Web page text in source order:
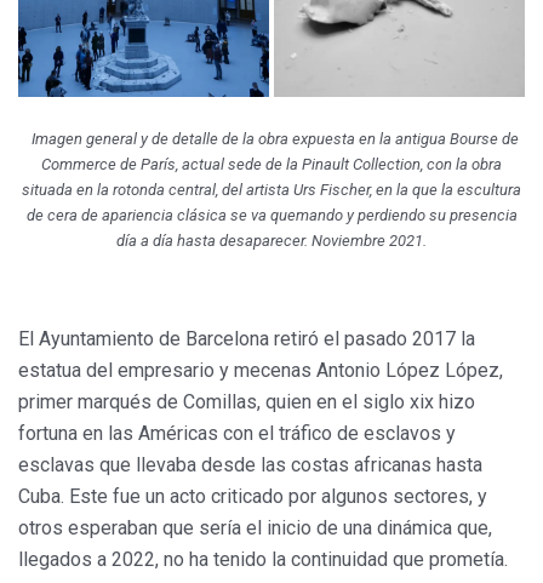
Imagen general y de detalle de la obra expuesta en la antigua Bourse de
Commerce de París, actual sede de la Pinault Collection, con la obra
situada en la rotonda central, del artista Urs Fischer, en la que la escultura
de cera de apariencia clásica se va quemando y perdiendo su presencia
día a día hasta desaparecer. Noviembre 2021.
El Ayuntamiento de Barcelona retiró el pasado 2017 la
estatua del empresario y mecenas Antonio López López,
primer marqués de Comillas, quien en el siglo xix hizo
fortuna en las Américas con el tráfico de esclavos y
esclavas que llevaba desde las costas africanas hasta
Cuba. Este fue un acto criticado por algunos sectores, y
otros esperaban que sería el inicio de una dinámica que,
llegados a 2022, no ha tenido la continuidad que prometía.